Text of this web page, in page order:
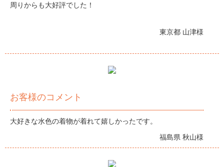
周りからも大好評でした！
東京都 山津様
お客様のコメント
大好きな水色の着物が着れて嬉しかったです。
福島県 秋山様